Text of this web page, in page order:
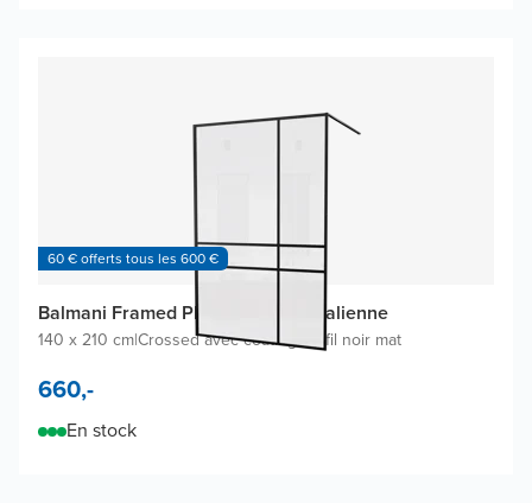
60 € offerts tous les 600 €
Balmani Framed Plus douche à l'italienne
140 x 210 cm|Crossed avec coating|Profil noir mat
660,-
En stock